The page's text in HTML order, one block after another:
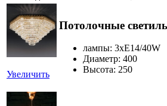
Увеличить
Потолочные
лампы: 3хE14/40W
Диаметр: 400
Высота: 250